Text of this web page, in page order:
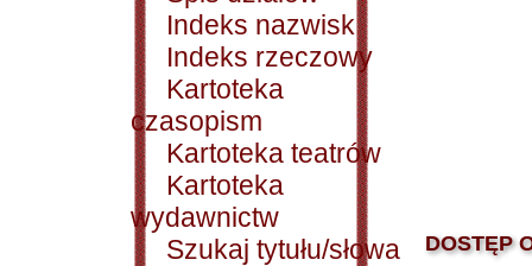
Indeks nazwisk
Indeks rzeczowy
Kartoteka
czasopism
Kartoteka teatrów
Kartoteka
wydawnictw
Szukaj tytułu/słowa
DOSTĘP